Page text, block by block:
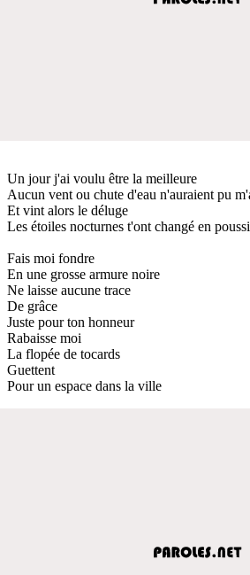
Un jour j'ai voulu être la meilleure
Aucun vent ou chute d'eau n'auraient pu
Et vint alors le déluge
Les étoiles nocturnes t'ont changé en
Fais moi fondre
En une grosse armure noire
Ne laisse aucune trace
De grâce
Juste pour ton honneur
Rabaisse moi
La flopée de tocards
Guettent
Pour un espace dans la ville